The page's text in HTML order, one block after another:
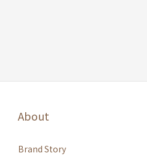
About
Brand Story